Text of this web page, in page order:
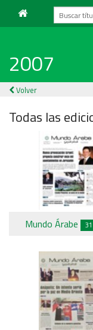
2007
Volver
Todas las
Mundo Árabe